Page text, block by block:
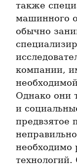
также
машинного
обычно
компании,
Однако они
и
предвзятое
необходимо